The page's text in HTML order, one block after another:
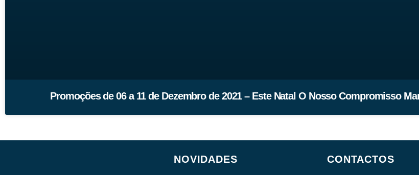
Promoções de 06 a 11 de Dezembro de 2021 – Este Natal O Nosso Compromisso
NOVIDADES CONTACTOS